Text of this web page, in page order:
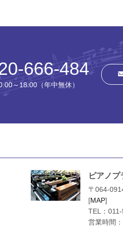
666-484
～18:00（年中無休）
ピアノプ
〒064-
[MAP]
TEL：
営業時間